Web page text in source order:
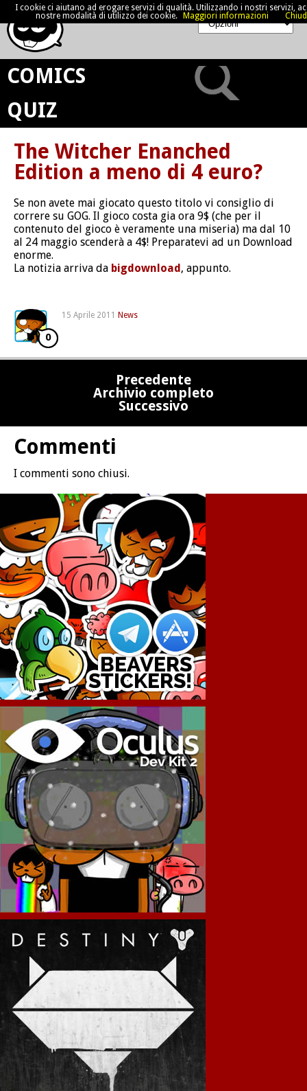
COMICS
QUIZ
The Witcher Enanched
Edition a meno di 4 euro?
Se non avete mai giocato questo titolo vi consiglio di
correre su GOG. Il gioco costa gia ora 9$ (che per il
contenuto del gioco è veramente una miseria) ma dal 10
al 24 maggio scenderà a 4$! Preparatevi ad un Download
enorme.
La notizia arriva da bigdownload, appunto.
15 Aprile 2011 News
0
Precedente
Archivio completo
Successivo
Commenti
I commenti sono chiusi.
I cookie ci aiutano ad erogare servizi di qualità. Utilizzando i nostri servizi,
nostre modalità di utilizzo dei cookie.
Maggiori informazioni